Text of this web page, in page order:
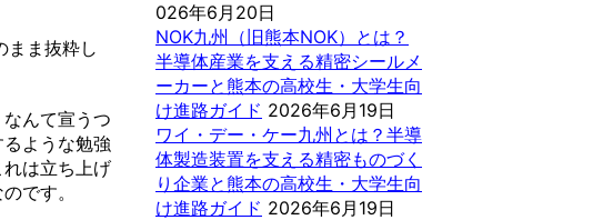
まま抜粋し
んて宣うつ
ような勉強
は立ち上げ
です。
026年6月20日
NOK九州（旧熊本NOK）とは？
半導体産業を支える精密シールメ
ーカーと熊本の高校生・大学生向
け進路ガイド 2026年6月19日
ワイ・デー・ケー九州とは？半導
体製造装置を支える精密ものづく
り企業と熊本の高校生・大学生向
け進路ガイド 2026年6月19日